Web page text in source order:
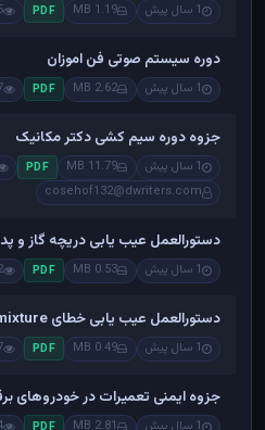
1 سال پیش 1.19 MB
PDF
دوره سیستم صوتی فن اموزان
1 سال پیش 2.62 MB
PDF
جزوه دوره سیم کشی دکتر مکانیک
1 سال پیش 11.79 MB
PDF
cosehof132@dwriters.com
دستورالعمل عیب یابی دریچه گاز و
1 سال پیش 0.53 MB
PDF
دستورالعمل عیب یابی خطای multiplicative mixture دنا و سورن
1 سال پیش 0.49 MB
PDF
جزوه ایمنی تعمیرات در خودروهای